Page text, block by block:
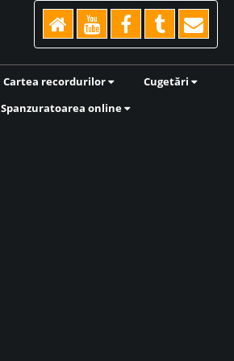
Cartea recordurilor
Cugetări
Spanzuratoarea online